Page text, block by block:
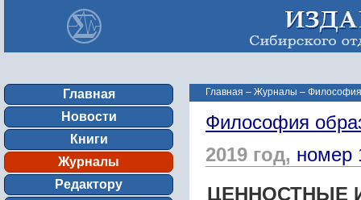
Главная
Новости
Книги
Журналы
Редактору
Главная – Журналы –
Философия
2019 год, номер
ЦЕННОСТНЫЕ